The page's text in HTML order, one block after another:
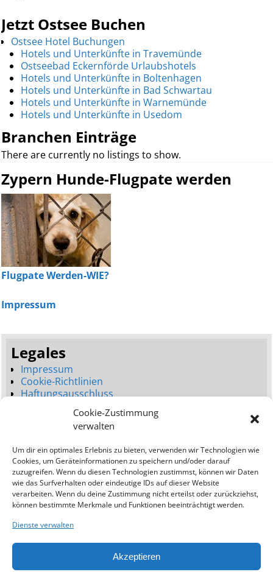
Cookie-Zustimmung
verwalten
Um dir ein optimales Erlebnis zu bieten, verwenden wir Technologien wie
Cookies, um Geräteinformationen zu speichern und/oder darauf
zuzugreifen. Wenn du diesen Technologien zustimmst, können wir Daten
wie das Surfverhalten oder eindeutige IDs auf dieser Website
verarbeiten. Wenn du deine Zustimmung nicht erteilst oder zurückziehst,
können bestimmte Merkmale und Funktionen beeinträchtigt werden.
Dienste verwalten
Akzeptieren
Jetzt Ostsee Buchen
Ostsee Hotel Buchungen
Hotels und Unterkünfte in Travemünde
Ostseebad Eckernförde Urlaubshotels
Hotels und Unterkünfte in Boltenhagen
Hotels und Unterkünfte in Bad Schwartau
Hotels und Unterkünfte in Warnemünde
Hotels und Unterkünfte in Usedom
Branchen Einträge
There are currently no listings to show.
Zypern Hunde-Flugpate werden
Flugpate Werden-WIE?
Impressum
Legales
Impressum
Cookie-Richtlinien
Haftungsausschluss
Datenschutzerklärung
Seitenbaum
Neues Webdesign (Launch)
Webdesign Umgestaltung (Relaunch)
Bessere Platzierungen (SEO)
Addresse:
Ostseewebagentur
Protaras (Famagusta)